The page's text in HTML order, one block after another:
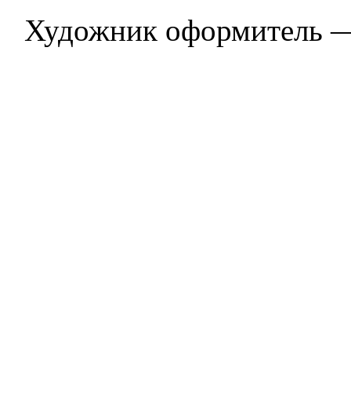
Художник оформитель